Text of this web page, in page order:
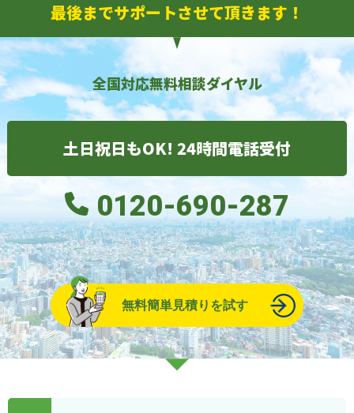
最後までサポートさせて頂きます！
全国対応無料相談ダイヤル
土日祝日もOK! 24時間電話受付
0120-690-287
無料簡単見積りを試す